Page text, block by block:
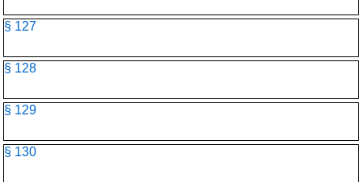
§ 127
§ 128
§ 129
§ 130